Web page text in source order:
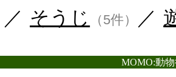
／ そうじ （5件） ／
MOMO:動